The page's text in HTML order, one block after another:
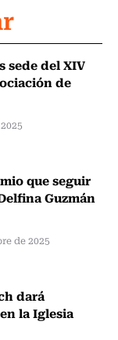
sede del XIV
de
que seguir
Guzmán
de 2025
dará
la Iglesia